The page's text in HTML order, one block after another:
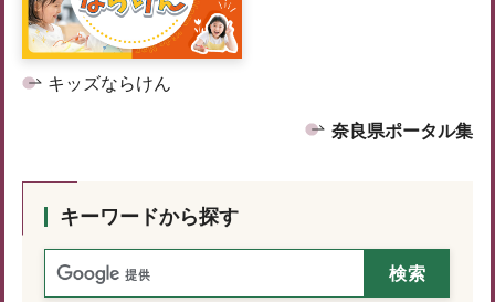
キッズならけん
奈良県ポータル集
キーワードから探す